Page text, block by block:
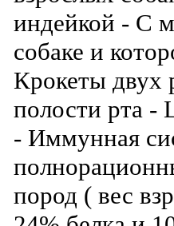
индейкой - С
собаке и
Крокеты двух
полости рта -
- Иммунная
пород ( вес